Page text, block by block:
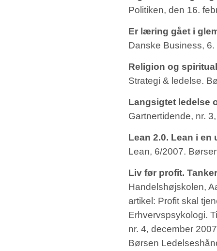
Politiken, den 16.
Er læring gået i
Danske Business,
Religion og
Strategi & ledelse.
Langsigtet ledelse
Gartnertidende, nr.
Lean 2.0. Lean i
Lean, 6/2007.
Liv før profit.
Handelshøjskolen,
artikel: Profit skal
Erhvervspsykologi.
nr. 4, december
Børsen